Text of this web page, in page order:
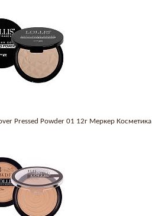
Pressed Powder 01 12г Меркер Косметика